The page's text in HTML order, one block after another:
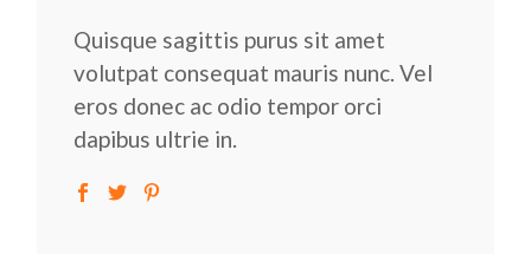
Quisque sagittis purus sit amet
volutpat consequat mauris nunc. Vel
eros donec ac odio tempor orci
dapibus ultrie in.